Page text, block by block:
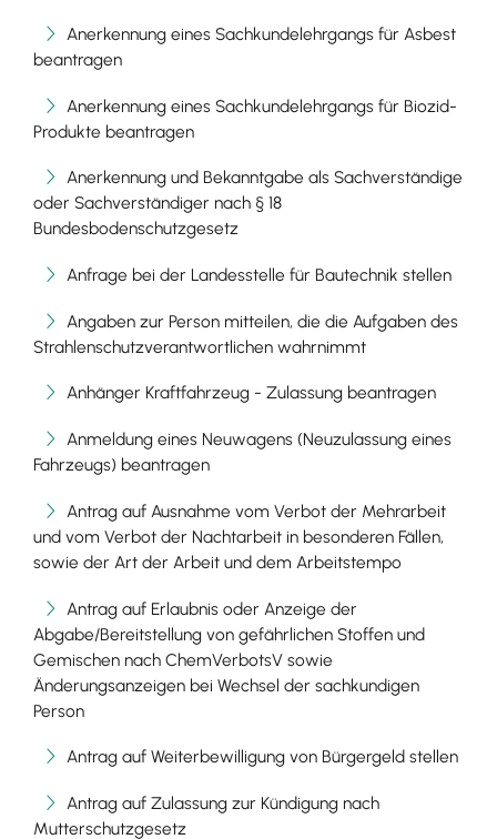
Anerkennung eines Sachkundelehrgangs für Asbest
beantragen
Anerkennung eines Sachkundelehrgangs für Biozid-
Produkte beantragen
Anerkennung und Bekanntgabe als Sachverständige
oder Sachverständiger nach § 18
Bundesbodenschutzgesetz
Anfrage bei der Landesstelle für Bautechnik stellen
Angaben zur Person mitteilen, die die Aufgaben des
Strahlenschutzverantwortlichen wahrnimmt
Anhänger Kraftfahrzeug - Zulassung beantragen
Anmeldung eines Neuwagens (Neuzulassung eines
Fahrzeugs) beantragen
Antrag auf Ausnahme vom Verbot der Mehrarbeit
und vom Verbot der Nachtarbeit in besonderen Fällen,
sowie der Art der Arbeit und dem Arbeitstempo
Antrag auf Erlaubnis oder Anzeige der
Abgabe/Bereitstellung von gefährlichen Stoffen und
Gemischen nach ChemVerbotsV sowie
Änderungsanzeigen bei Wechsel der sachkundigen
Person
Antrag auf Weiterbewilligung von Bürgergeld stellen
Antrag auf Zulassung zur Kündigung nach
Mutterschutzgesetz